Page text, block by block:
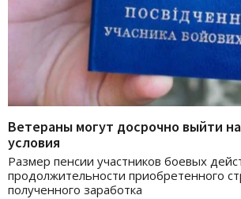
Ветераны могут досрочно выйти
условия
Размер пенсии участников боевых
продолжительности приобретенного
полученного заработка